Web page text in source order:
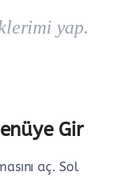
yap.
Gir
aç. Sol